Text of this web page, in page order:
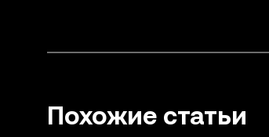
вспомогательные сервисы не
экосистемы OKX.
Похожие статьи